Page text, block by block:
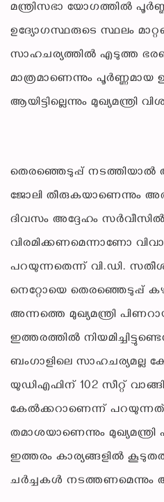
മന്ത്രിസഭാ യോഗത്തിൽ പൂർണ്ണ
ഉദ്യോഗസ്ഥരുടെ സ്ഥലം
സാഹചര്യത്തിൽ എടുത്ത
മാത്രമാണെന്നും
ആയിട്ടില്ലെന്നും മുഖ്യമന്ത്രി
തെരഞ്ഞെടുപ്പ്
ജോലി തീരുകയാണെന്നും അത്
ദിവസം അദ്ദേഹം
വിരമിക്കണമെന്നാണോ
പറയുന്നതെന്ന് വി.ഡി.
നെറ്റോയെ തെരഞ്ഞെടുപ്പ്
അന്നത്തെ മുഖ്യമന്ത്രി
ഇത്തരത്തിൽ
ബംഗാളിലെ സാഹചര്യമല്ല
യുഡിഎഫിന് 102 സീറ്റ്
കേൽക്കറാണെന്ന്
തമാശയാണെന്നും മുഖ്യമന്ത്രി
ഇത്തരം കാര്യങ്ങളിൽ
ചർച്ചകൾ നടത്തണമെന്നും